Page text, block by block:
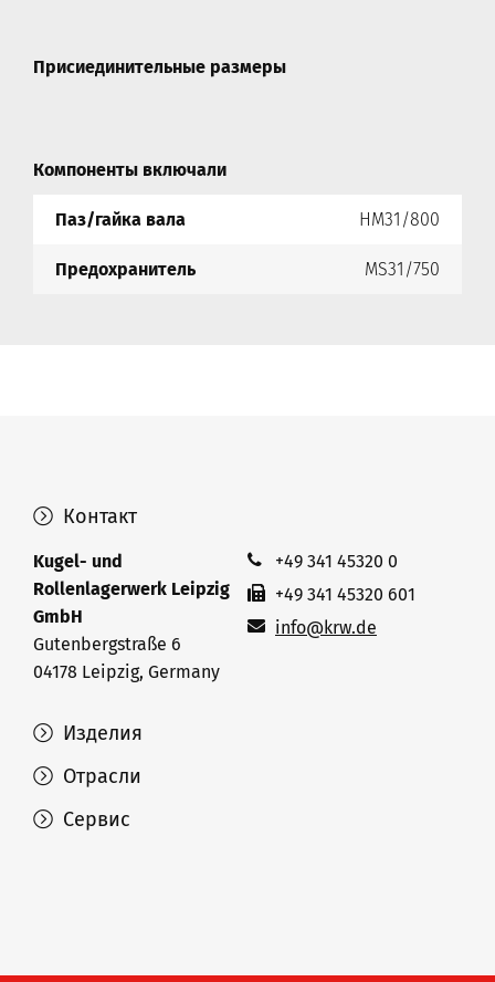
Присиединительные размеры
Компоненты включали
Паз/гайка вала HM31/800
Предохранитель MS31/750
Изделия
Отрасли
Сервис
Контакт
Kugel- und
Rollenlagerwerk Leipzig
GmbH
Gutenbergstraße 6
04178 Leipzig, Germany
+49 341 45320 0
+49 341 45320 601
info@krw.de